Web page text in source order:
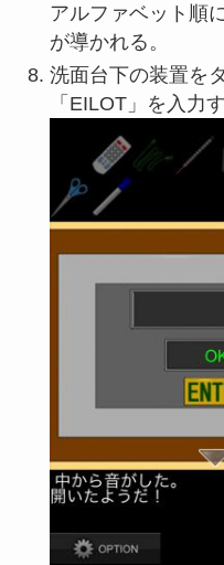
アルファベット順
が導かれる。
洗面台下の装置を
「EILOT」を入力